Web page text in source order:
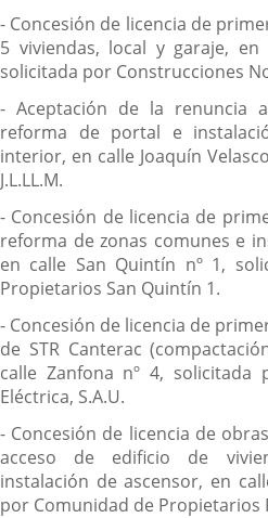
- Concesión de licencia de
5 viviendas, local y garaje,
solicitada por Construcciones
- Aceptación de la renuncia
reforma de portal e
interior, en calle Joaquín
J.L.LL.M.
- Concesión de licencia de
reforma de zonas comunes e
en calle San Quintín nº 1,
Propietarios San Quintín 1.
- Concesión de licencia de
de STR Canterac
calle Zanfona nº 4, solicitada
Eléctrica, S.A.U.
- Concesión de licencia de
acceso de edificio de
instalación de ascensor, en
por Comunidad de Propietarios